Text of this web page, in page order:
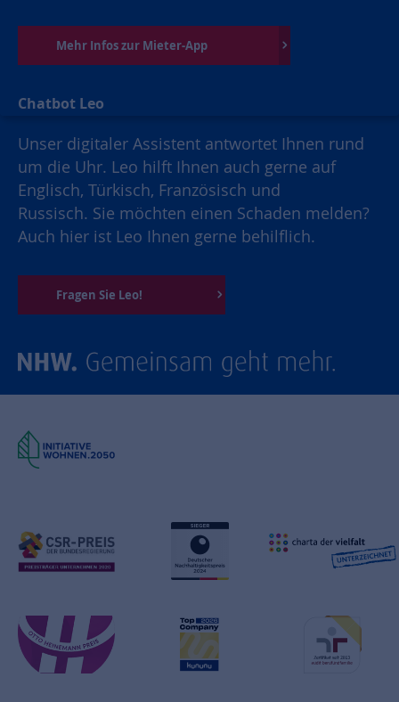
Mehr Infos zur Mieter-App
Chatbot Leo
Unser digitaler Assistent antwortet Ihnen rund
um die Uhr. Leo hilft Ihnen auch gerne auf
Englisch, Türkisch, Französisch und
Russisch. Sie möchten einen Schaden melden?
Auch hier ist Leo Ihnen gerne behilflich.
Fragen Sie Leo!